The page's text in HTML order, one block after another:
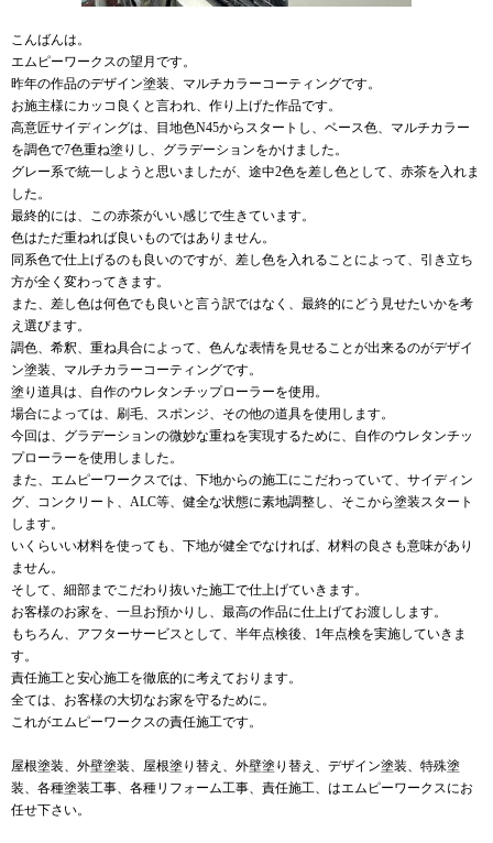
こんばんは。
エムピーワークスの望月です。
昨年の作品のデザイン塗装、マルチカラーコーティングです。
お施主様にカッコ良くと言われ、作り上げた作品です。
高意匠サイディングは、目地色N45からスタートし、ベース色、マルチカラー
を調色で7色重ね塗りし、グラデーションをかけました。
グレー系で統一しようと思いましたが、途中2色を差し色として、赤茶を入れま
した。
最終的には、この赤茶がいい感じで生きています。
色はただ重ねれば良いものではありません。
同系色で仕上げるのも良いのですが、差し色を入れることによって、引き立ち
方が全く変わってきます。
また、差し色は何色でも良いと言う訳ではなく、最終的にどう見せたいかを考
え選びます。
調色、希釈、重ね具合によって、色んな表情を見せることが出来るのがデザイ
ン塗装、マルチカラーコーティングです。
塗り道具は、自作のウレタンチップローラーを使用。
場合によっては、刷毛、スポンジ、その他の道具を使用します。
今回は、グラデーションの微妙な重ねを実現するために、自作のウレタンチッ
プローラーを使用しました。
また、エムピーワークスでは、下地からの施工にこだわっていて、サイディン
グ、コンクリート、ALC等、健全な状態に素地調整し、そこから塗装スタート
します。
いくらいい材料を使っても、下地が健全でなければ、材料の良さも意味があり
ません。
そして、細部までこだわり抜いた施工で仕上げていきます。
お客様のお家を、一旦お預かりし、最高の作品に仕上げてお渡しします。
もちろん、アフターサービスとして、半年点検後、1年点検を実施していきま
す。
責任施工と安心施工を徹底的に考えております。
全ては、お客様の大切なお家を守るために。
これがエムピーワークスの責任施工です。
屋根塗装、外壁塗装、屋根塗り替え、外壁塗り替え、デザイン塗装、特殊塗
装、各種塗装工事、各種リフォーム工事、責任施工、はエムピーワークスにお
任せ下さい。